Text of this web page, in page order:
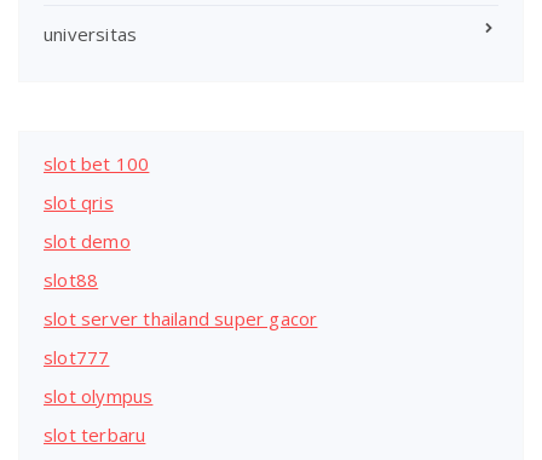
universitas
slot bet 100
slot qris
slot demo
slot88
slot server thailand super gacor
slot777
slot olympus
slot terbaru